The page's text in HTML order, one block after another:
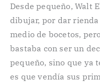
Desde pequeño, Walt
dibujar, por dar
medio de bocetos,
bastaba con ser un
pequeño, sino que ya
es que vendía sus